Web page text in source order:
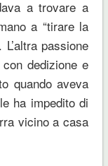
a trovare a
a “tirare la
passione
dedizione e
quando aveva
ha impedito di
vicino a casa